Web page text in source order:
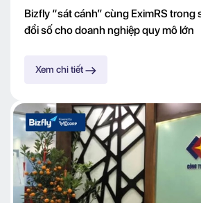
Bizfly “sát cánh” cùng EximRS trong
đổi số cho doanh nghiệp quy mô lớn
Xem chi tiết